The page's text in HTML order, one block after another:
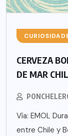
CERVEZA
DE MAR
Vía: EMOL
entre Chile y